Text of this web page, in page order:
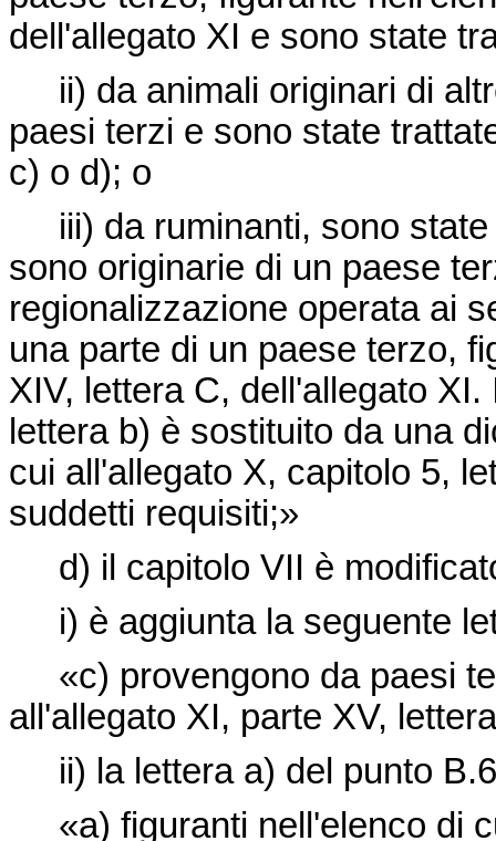
dell'allegato XI e sono state
ii) da animali originari di
paesi terzi e sono state
c) o d); o
iii) da ruminanti, sono state
sono originarie di un paese
regionalizzazione operata ai
una parte di un paese terzo,
XIV, lettera C, dell'allegato
lettera b) è sostituito da una
cui all'allegato X, capitolo 5,
suddetti requisiti;»
d) il capitolo VII è
i) è aggiunta la seguente
«c) provengono da paesi
all'allegato XI, parte XV,
ii) la lettera a) del punto
«a) figuranti nell'elenco di